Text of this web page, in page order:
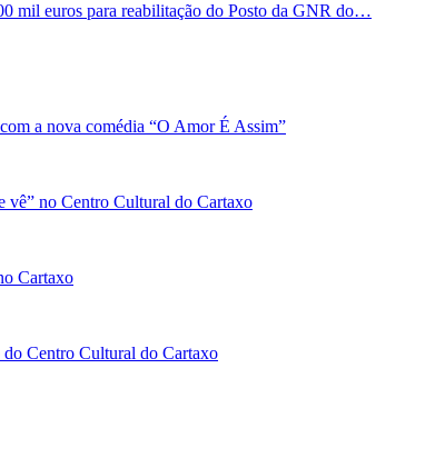
mil euros para reabilitação do Posto da GNR do…
a nova comédia “O Amor É Assim”
vê” no Centro Cultural do Cartaxo
Cartaxo
Centro Cultural do Cartaxo